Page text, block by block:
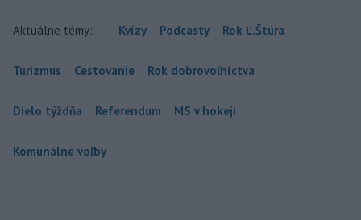
Aktuálne témy: Kvízy Podcasty Rok Ľ.Štúra
Turizmus Cestovanie Rok dobrovoľníctva
Dielo týždňa Referendum MS v hokeji
Komunálne voľby